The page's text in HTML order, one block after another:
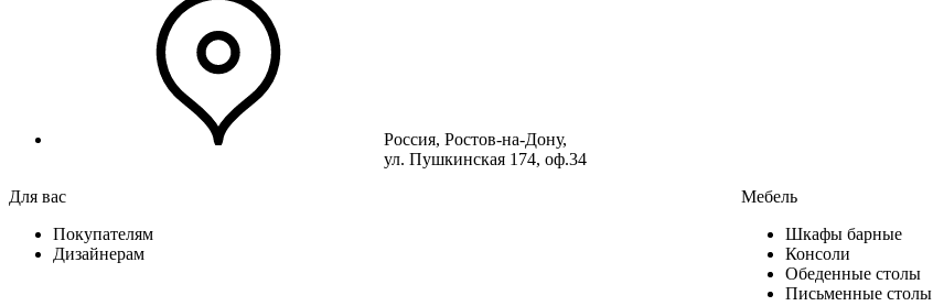
Россия, Ростов-на-Дону,
ул. Пушкинская 174, оф.34
Мебель
Шкафы барные
Консоли
Обеденные столы
Письменные столы
Для вас
Покупателям
Дизайнерам